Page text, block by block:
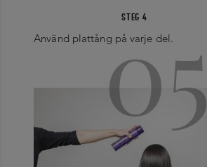
STEG 4
Använd plattång på varje del.
05